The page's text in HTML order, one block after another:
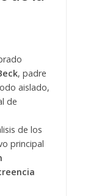
, padre
aislado,
de
de los
principal